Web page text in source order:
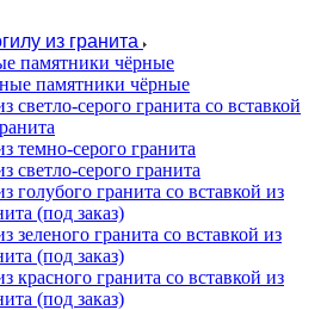
из гранита
памятники чёрные
памятники чёрные
светло-серого гранита со вставкой
темно-серого гранита
светло-серого гранита
голубого гранита со вставкой из
(под заказ)
зеленого гранита со вставкой из
(под заказ)
красного гранита со вставкой из
(под заказ)